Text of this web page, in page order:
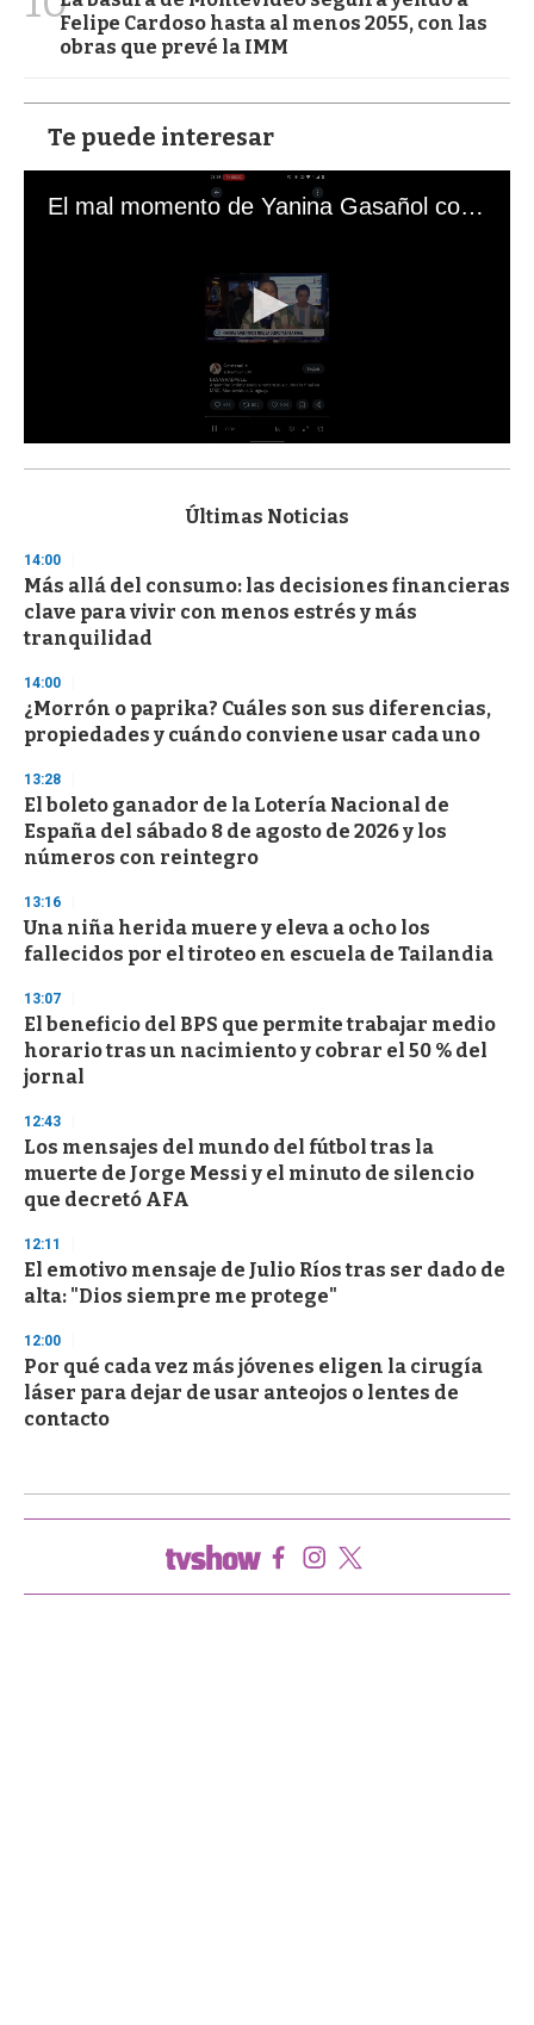
Felipe Cardoso hasta al menos 2055, con las
obras que prevé la IMM
Te puede interesar
El mal momento de Yanina Gasañol con un hincha argentino en "Subrayado"
s
d
s
o
f
3
s
c
o
d
s
Últimas Noticias
14:00
Más allá del consumo: las decisiones financieras
clave para vivir con menos estrés y más
tranquilidad
14:00
¿Morrón o paprika? Cuáles son sus diferencias,
propiedades y cuándo conviene usar cada uno
13:28
El boleto ganador de la Lotería Nacional de
España del sábado 8 de agosto de 2026 y los
números con reintegro
13:16
Una niña herida muere y eleva a ocho los
fallecidos por el tiroteo en escuela de Tailandia
13:07
El beneficio del BPS que permite trabajar medio
horario tras un nacimiento y cobrar el 50 % del
jornal
12:43
Los mensajes del mundo del fútbol tras la
muerte de Jorge Messi y el minuto de silencio
que decretó AFA
12:11
El emotivo mensaje de Julio Ríos tras ser dado de
alta: "Dios siempre me protege"
12:00
Por qué cada vez más jóvenes eligen la cirugía
láser para dejar de usar anteojos o lentes de
contacto